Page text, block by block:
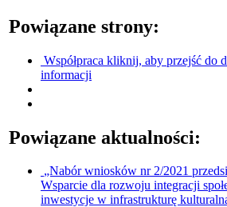
Powiązane strony:
Współpraca kliknij, aby przejść do
informacji
Powiązane aktualności:
„Nabór wniosków nr 2/2021
Wsparcie dla rozwoju integracji
inwestycje w infrastrukturę